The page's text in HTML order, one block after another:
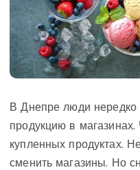
В Днепре люди нередко
продукцию в
купленных продуктах.
сменить магазины. Но